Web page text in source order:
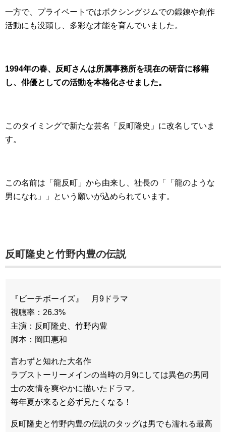
一方で、プライベートではボクシングジムでの鍛錬や創作
活動にも没頭し、多彩な才能を育んでいました。
1994年の春、反町さんは所属事務所を現在の研音に移籍
し、俳優としての活動を本格化させました。
このタイミングで新たな芸名「反町隆史」に改名していま
す。
この名前は「龍反町」から由来し、社長の「「龍のような
男になれ」」という願いが込められています。
反町隆史と竹野内豊の伝説
『ビーチボーイズ』 月9ドラマ
視聴率：26.3%
主演：反町隆史、竹野内豊
脚本：岡田惠和
言わずと知れた大名作
ラブストーリーメインの当時の月9にしては異色の男同
士の友情を爽やかに描いたドラマ。
毎年夏が来ると必ず見たくなる！
反町隆史と竹野内豊の伝説のタッグは男でも濡れる最高